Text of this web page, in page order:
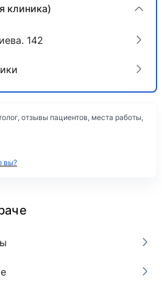
клиника)
142
отзывы пациентов, места работы,
вы?